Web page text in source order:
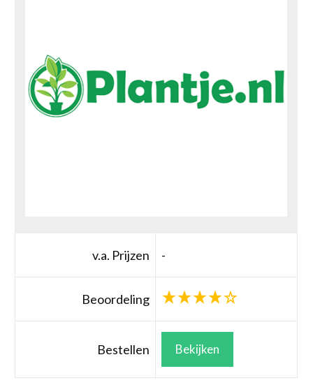
v.a. Prijzen -
Beoordeling
Bestellen Bekijken